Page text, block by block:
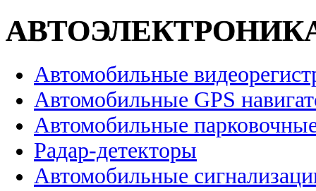
Автомобильные
Автомобильные GPS
Автомобильные
Радар-детекторы
Автомобильные